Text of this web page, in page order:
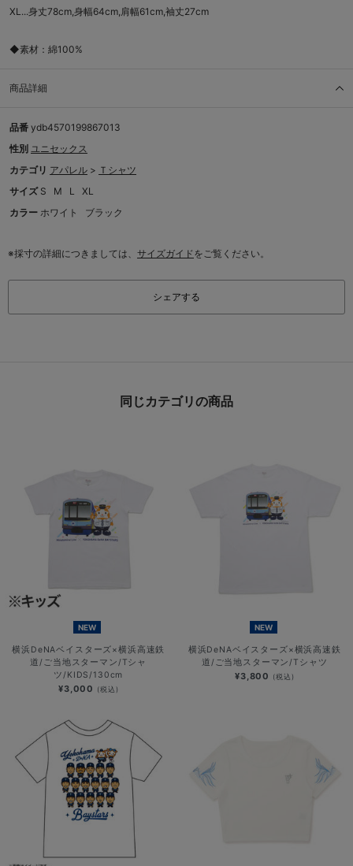
XL...身丈78cm,身幅64cm,肩幅61cm,袖丈27cm
◆素材：綿100%
商品詳細
品番 ydb4570199867013
性別 ユニセックス
カテゴリ アパレル > Ｔシャツ
サイズ S M L
XL
カラー ホワイト ブラック
※採寸の詳細につきましては、 サイズガイドをご覧ください。
シェアする
同じカテゴリの商品
NEW
横浜DeNAベイスターズ×横浜高速鉄
道/ご当地スターマン/Tシャ
ツ/KIDS/130cm
¥3,000 (税込)
NEW
横浜DeNAベイスターズ×横浜高速鉄
道/ご当地スターマン/Tシャツ
¥3,800 (税込)